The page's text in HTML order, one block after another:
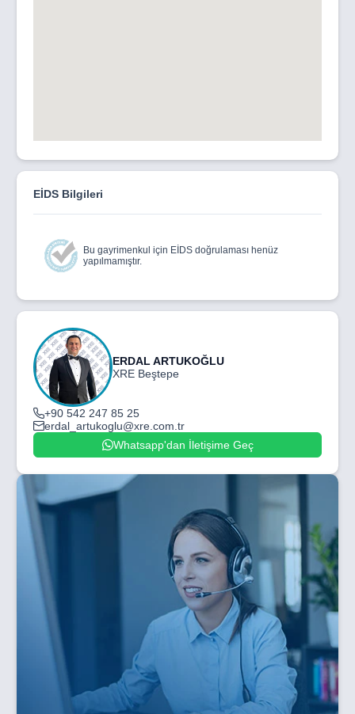
EİDS Bilgileri
Bu gayrimenkul için EİDS doğrulaması henüz
yapılmamıştır.
ERDAL ARTUKOĞLU
XRE Beştepe
+90 542 247 85 25
erdal_artukoglu@xre.com.tr
Whatsapp'dan İletişime Geç